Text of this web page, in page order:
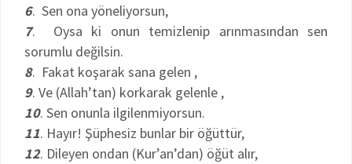
6. Sen ona yöneliyorsun,
7. Oysa ki onun temizlenip arınmasından sen
sorumlu değilsin.
8. Fakat koşarak sana gelen ,
9. Ve (Allah’tan) korkarak gelenle ,
10. Sen onunla ilgilenmiyorsun.
11. Hayır! Şüphesiz bunlar bir öğüttür,
12. Dileyen ondan (Kur’an’dan) öğüt alır,